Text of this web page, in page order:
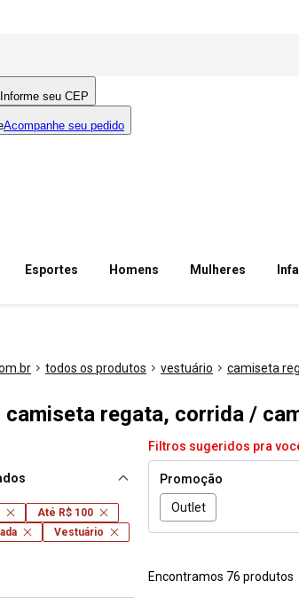
Informe seu CEP
Acompanhe seu pedido
Esportes Homens Mulheres
todos os produtos vestuário camiseta
regata, corrida /
Até R$ 100
Vestuário
Filtros sugeridos pra
Promoção
Outlet
Encontramos 76 produtos